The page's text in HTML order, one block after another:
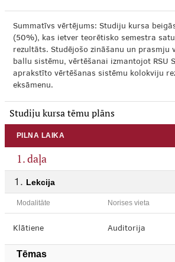
Summatīvs vērtējums: Studiju kursa
(50%), kas ietver teorētisko semestra
rezultāts. Studējošo zināšanu un prasmju
ballu sistēmu, vērtēšanai izmantojot RSU
aprakstīto vērtēšanas sistēmu kolokviju
eksāmenu.
Studiju kursa tēmu plāns
PILNA LAIKA
1. daļa
Lekcija
Modalitāte Norises vieta
Klātiene Auditorija
Tēmas